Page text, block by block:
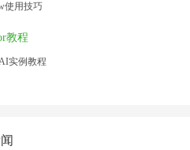
使用技巧
教程
实例教程